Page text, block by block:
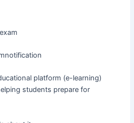
platform (e-learning)
students prepare for